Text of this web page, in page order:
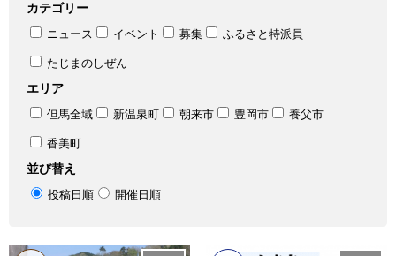
カテゴリー
ニュース イベント 募集 ふるさと特派員
たじまのしぜん
エリア
但馬全域 新温泉町 朝来市 豊岡市 養父市
香美町
並び替え
投稿日順 開催日順